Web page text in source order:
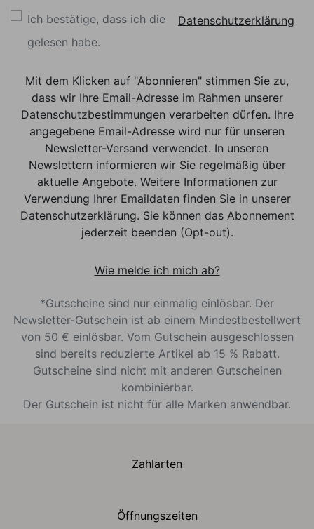
Ich bestätige, dass ich die
Datenschutzerklärung
gelesen habe.
Mit dem Klicken auf "Abonnieren" stimmen Sie zu,
dass wir Ihre Email-Adresse im Rahmen unserer
Datenschutzbestimmungen verarbeiten dürfen. Ihre
angegebene Email-Adresse wird nur für unseren
Newsletter-Versand verwendet. In unseren
Newslettern informieren wir Sie regelmäßig über
aktuelle Angebote. Weitere Informationen zur
Verwendung Ihrer Emaildaten finden Sie in unserer
Datenschutzerklärung. Sie können das Abonnement
jederzeit beenden (Opt-out).
Wie melde ich mich ab?
*Gutscheine sind nur einmalig einlösbar. Der
Newsletter-Gutschein ist ab einem Mindestbestellwert
von 50 € einlösbar. Vom Gutschein ausgeschlossen
sind bereits reduzierte Artikel ab 15 % Rabatt.
Gutscheine sind nicht mit anderen Gutscheinen
kombinierbar.
Der Gutschein ist nicht für alle Marken anwendbar.
Zahlarten
Öffnungszeiten